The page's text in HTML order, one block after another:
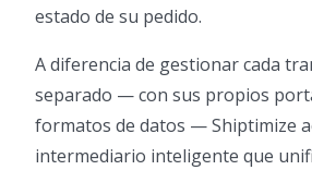
estado de su pedido.
A diferencia de gestionar cada
separado — con sus propios
formatos de datos — Shiptimize
intermediario inteligente que